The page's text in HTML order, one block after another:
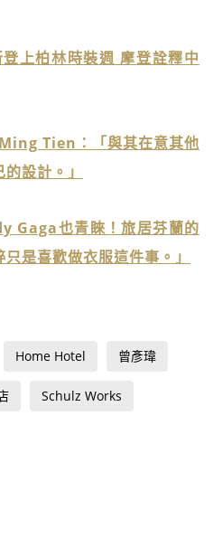
上柏林時裝週 摩登詮釋中
Tien：「與其在意其他
設計。」
Gaga也青睞！旅居芬蘭的
是喜歡做衣服這件事。」
Home Hotel 曾彥瑋
Schulz Works